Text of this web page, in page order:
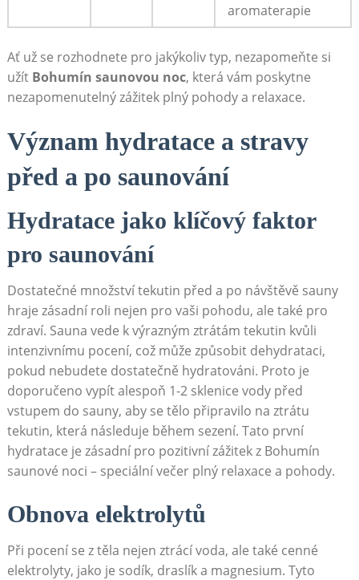
aromaterapie
Ať už se rozhodnete‍ pro jakýkoliv typ, nezapomeňte si
užít Bohumín saunovou noc, která vám ⁢poskytne‍
nezapomenutelný‍ zážitek​ plný pohody a relaxace.
Význam ⁤hydratace a⁢ stravy
před ​a⁣ po saunování
Hydratace jako klíčový faktor
pro saunování
Dostatečné množství tekutin⁢ před ⁢a po návštěvě‍ sauny
hraje⁢ zásadní roli nejen pro vaši pohodu, ale​ také pro‍
zdraví. Sauna ​vede k výrazným ztrátám tekutin kvůli
intenzivnímu pocení, což může⁢ způsobit ‌dehydrataci,
‍pokud⁢ nebudete ​dostatečně​ hydratováni. Proto je
doporučeno ⁣vypít alespoň 1-2 sklenice⁤ vody před
vstupem do sauny,​ aby se tělo⁤ připravilo na ztrátu
tekutin, která následuje během sezení. Tato⁣ první
hydratace je zásadní pro pozitivní zážitek⁤ z ‍Bohumín
saunové noci – speciální večer ‌plný relaxace a pohody.
Obnova elektrolytů
Při pocení se‍ z těla nejen ztrácí ⁣voda, ‌ale také cenné
elektrolyty,‌ jako je ​sodík, draslík a magnesium. Tyto